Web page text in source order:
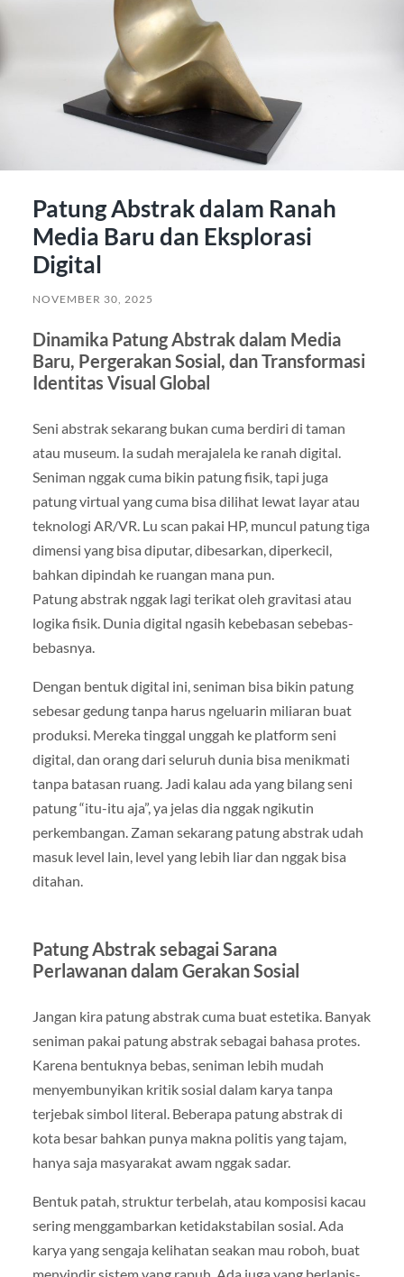
Patung Abstrak dalam Ranah
Media Baru dan Eksplorasi
Digital
NOVEMBER 30, 2025
Dinamika Patung Abstrak dalam Media
Baru, Pergerakan Sosial, dan Transformasi
Identitas Visual Global
Seni abstrak sekarang bukan cuma berdiri di taman
atau museum. Ia sudah merajalela ke ranah digital.
Seniman nggak cuma bikin patung fisik, tapi juga
patung virtual yang cuma bisa dilihat lewat layar atau
teknologi AR/VR. Lu scan pakai HP, muncul patung tiga
dimensi yang bisa diputar, dibesarkan, diperkecil,
bahkan dipindah ke ruangan mana pun.
Patung abstrak nggak lagi terikat oleh gravitasi atau
logika fisik. Dunia digital ngasih kebebasan sebebas-
bebasnya.
Dengan bentuk digital ini, seniman bisa bikin patung
sebesar gedung tanpa harus ngeluarin miliaran buat
produksi. Mereka tinggal unggah ke platform seni
digital, dan orang dari seluruh dunia bisa menikmati
tanpa batasan ruang. Jadi kalau ada yang bilang seni
patung “itu-itu aja”, ya jelas dia nggak ngikutin
perkembangan. Zaman sekarang patung abstrak udah
masuk level lain, level yang lebih liar dan nggak bisa
ditahan.
Patung Abstrak sebagai Sarana
Perlawanan dalam Gerakan Sosial
Jangan kira patung abstrak cuma buat estetika. Banyak
seniman pakai patung abstrak sebagai bahasa protes.
Karena bentuknya bebas, seniman lebih mudah
menyembunyikan kritik sosial dalam karya tanpa
terjebak simbol literal. Beberapa patung abstrak di
kota besar bahkan punya makna politis yang tajam,
hanya saja masyarakat awam nggak sadar.
Bentuk patah, struktur terbelah, atau komposisi kacau
sering menggambarkan ketidakstabilan sosial. Ada
karya yang sengaja kelihatan seakan mau roboh, buat